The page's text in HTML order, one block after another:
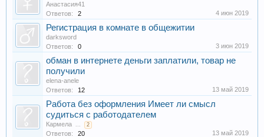
Анастасия41
Ответов:
2 4 июн 2019
Регистрация в комнате в общежитии
darksword
Ответов:
0 3 июн 2019
обман в интернете деньги заплатили, товар не
получили
elena-anele
Ответов:
12 13 май 2019
Работа без оформления Имеет ли смысл
судиться с работодателем
Кармела ... 2
Ответов: 20 13 май 2019